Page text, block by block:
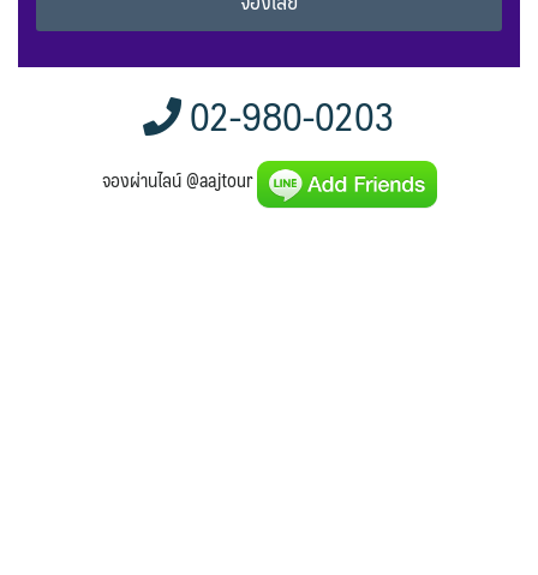
Alternative:
02-980-0203
จองผ่านไลน์ @aajtour